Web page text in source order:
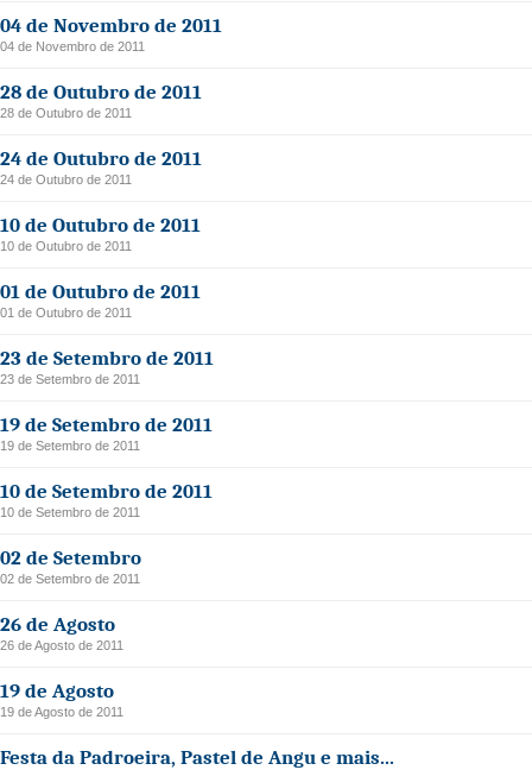
04 de Novembro de 2011
04 de Novembro de 2011
28 de Outubro de 2011
28 de Outubro de 2011
24 de Outubro de 2011
24 de Outubro de 2011
10 de Outubro de 2011
10 de Outubro de 2011
01 de Outubro de 2011
01 de Outubro de 2011
23 de Setembro de 2011
23 de Setembro de 2011
19 de Setembro de 2011
19 de Setembro de 2011
10 de Setembro de 2011
10 de Setembro de 2011
02 de Setembro
02 de Setembro de 2011
26 de Agosto
26 de Agosto de 2011
19 de Agosto
19 de Agosto de 2011
Festa da Padroeira, Pastel de Angu e mais...